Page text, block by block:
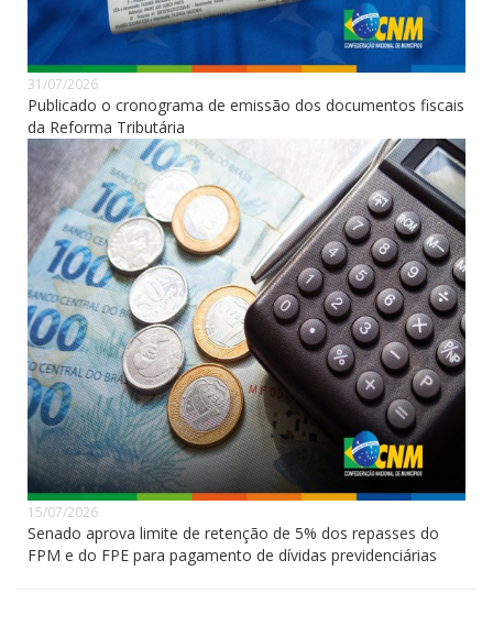
31/07/2026
Publicado o cronograma de emissão dos documentos fiscais
da Reforma Tributária
15/07/2026
Senado aprova limite de retenção de 5% dos repasses do
FPM e do FPE para pagamento de dívidas previdenciárias